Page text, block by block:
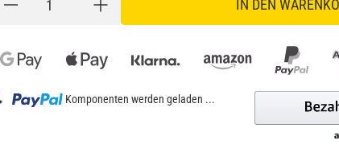
IN DEN
Komponenten werden geladen ...